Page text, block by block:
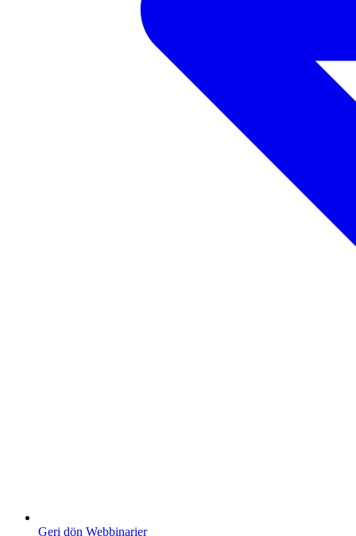
Geri dön Webbinarier